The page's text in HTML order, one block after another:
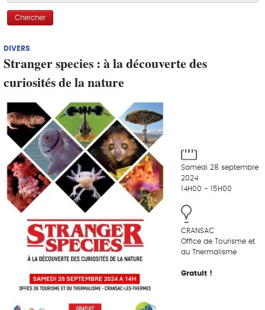
Chercher
DIVERS
Stranger species : à la découverte des
curiosités de la nature
Samedi 28 septembre
2024
14H00 - 15H00
CRANSAC
Office de Tourisme et
du Thermalisme
Gratuit !